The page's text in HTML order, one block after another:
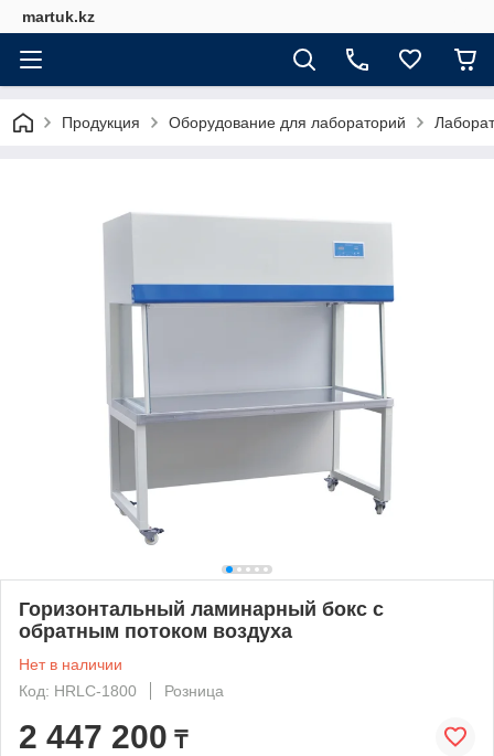
martuk.kz
Продукция Оборудование для лабораторий
Горизонтальный ламинарный бокс с
обратным потоком воздуха
Нет в наличии
Код: HRLC-1800
Розница
2 447 200 ₸